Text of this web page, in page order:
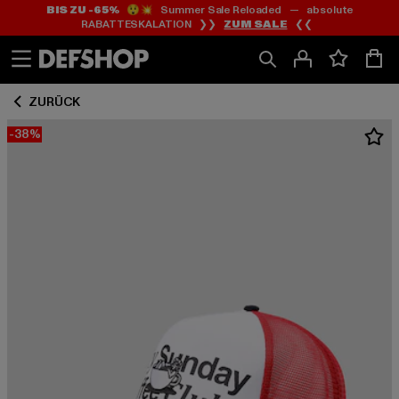
Zum
Inhalt
springen
Zum
Fußzeile
springen
BIS ZU -65%😲💥 Summer Sale Reloaded — absolute
RABATTESKALATION ❯❯ ZUM SALE ❮❮
ZURÜCK
-38%